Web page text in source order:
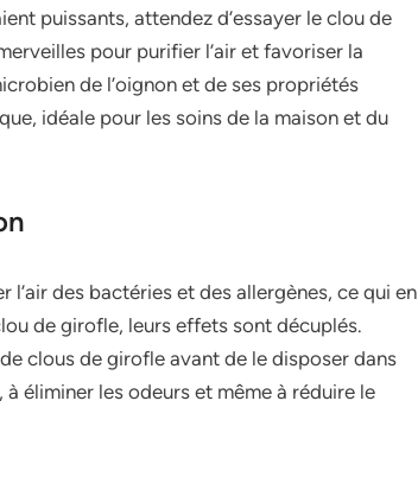
puissants, attendez d’essayer le clou de
pour purifier l’air et favoriser la
de l’oignon et de ses propriétés
idéale pour les soins de la maison et du
des bactéries et des allergènes, ce qui en
de girofle, leurs effets sont décuplés.
clous de girofle avant de le disposer dans
éliminer les odeurs et même à réduire le